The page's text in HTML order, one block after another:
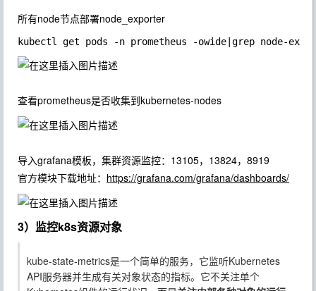
所有node节点部署node_exporter
查看prometheus是否收集到kubernetes-nodes
导入grafana模板，集群资源监控： 13105， 13824， 8919
官方模块下载地址： https://grafana.com/grafana/dashboards/
3）监控k8s资源对象
kube-state-metrics是一个简单的服务，它监听Kubernetes
API服务器并生成有关对象状态的指标。它不关注单个